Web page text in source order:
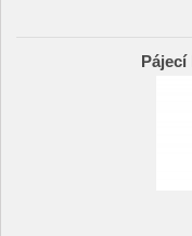
Pájecí